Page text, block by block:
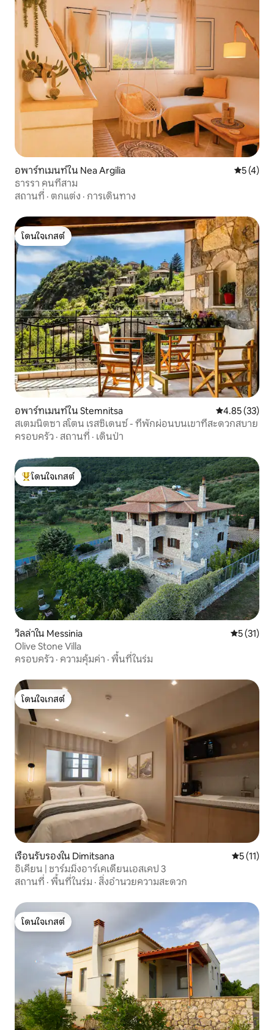
อพาร์ทเมนท์ใน Nea Argilia คะแนนเฉ
5 (4)
ธารรา คนที่สาม
สถานที่ · ตกแต่ง · การเดินทาง
โดนใจเกสต์
โดนใจเกสต์
อพาร์ทเมนท์ใน Stemnitsa คะแนนเฉลี่ย
4.85 (33)
สเตมนิตซา สโตน เรสซิเดนซ์ - ที่พักผ่อนบนเขาที่สะดวกสบาย
ครอบครัว · สถานที่ · เดินป่า
โดนใจเกสต์ที่สุด
โดนใจเกสต์
วิลล่าใน Messinia คะแนนเฉลี่
5 (31)
Olive Stone Villa
ครอบครัว · ความคุ้มค่า · พื้นที่ในร่ม
โดนใจเกสต์
โดนใจเกสต์
เรือนรับรองใน Dimitsana คะแนนเฉ
5 (11)
อิเคียน | ชาร์มมิ่งอาร์เคเดียนเอสเคป 3
สถานที่ · พื้นที่ในร่ม · สิ่งอำนวยความสะดวก
โดนใจเกสต์
โดนใจเกสต์